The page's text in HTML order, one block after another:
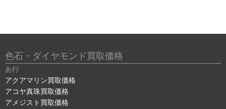
色石・ダイヤモンド買取価格
あ行
アクアマリン買取価格
アコヤ真珠買取価格
アメジスト買取価格